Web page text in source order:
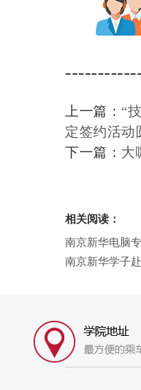
上一篇： “
定签约活动
下一篇： 大
相关阅读：
南京新华电脑
南京新华学子